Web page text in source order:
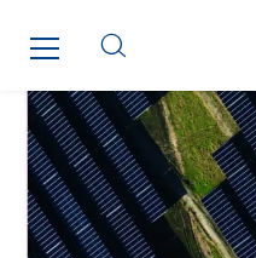
Cegelec STM
Cegelec Strasbourg
Cegelec Tours
Cegelec
Cegelec-CSS
Chatenet